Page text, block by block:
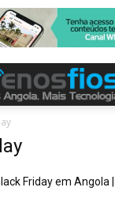
Friday em Angola |